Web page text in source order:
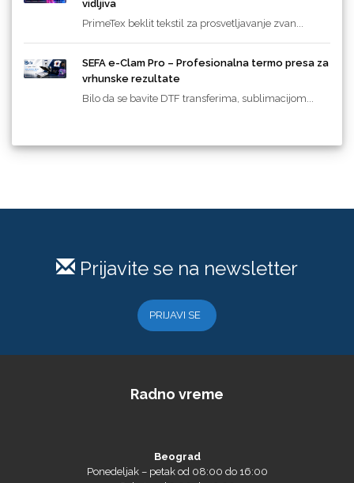
vidljiva
PrimeTex beklit tekstil za prosvetljavanje zvan...
SEFA e-Clam Pro – Profesionalna termo presa za
vrhunske rezultate
Bilo da se bavite DTF transferima, sublimacijom...
Prijavite se na newsletter
PRIJAVI SE
Radno vreme
Beograd
Ponedeljak – petak od 08:00 do 16:00